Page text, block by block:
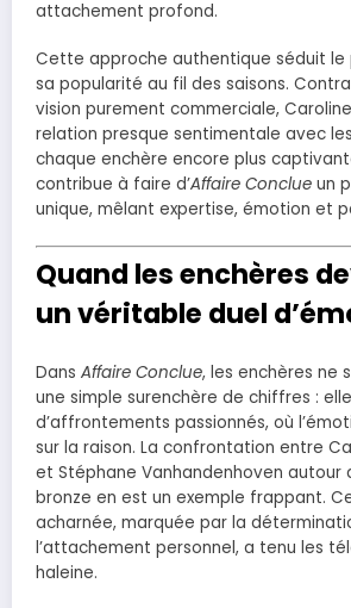
attachement profond.
Cette approche authentique séduit le
sa popularité au fil des saisons.
vision purement commerciale,
relation presque sentimentale avec
chaque enchère encore plus
contribue à faire d’Affaire Conclue un
unique, mêlant expertise, émotion et
Quand les enchères
un véritable duel
Dans Affaire Conclue, les enchères ne
une simple surenchère de chiffres :
d’affrontements passionnés, où
sur la raison. La confrontation entre
et Stéphane Vanhandenhoven autour
bronze en est un exemple frappant.
acharnée, marquée par la
l’attachement personnel, a tenu les
haleine.